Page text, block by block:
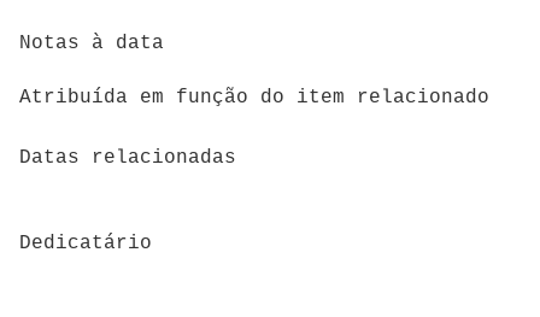
Notas à data
Atribuída em função do item relacionado
Datas relacionadas
Dedicatário